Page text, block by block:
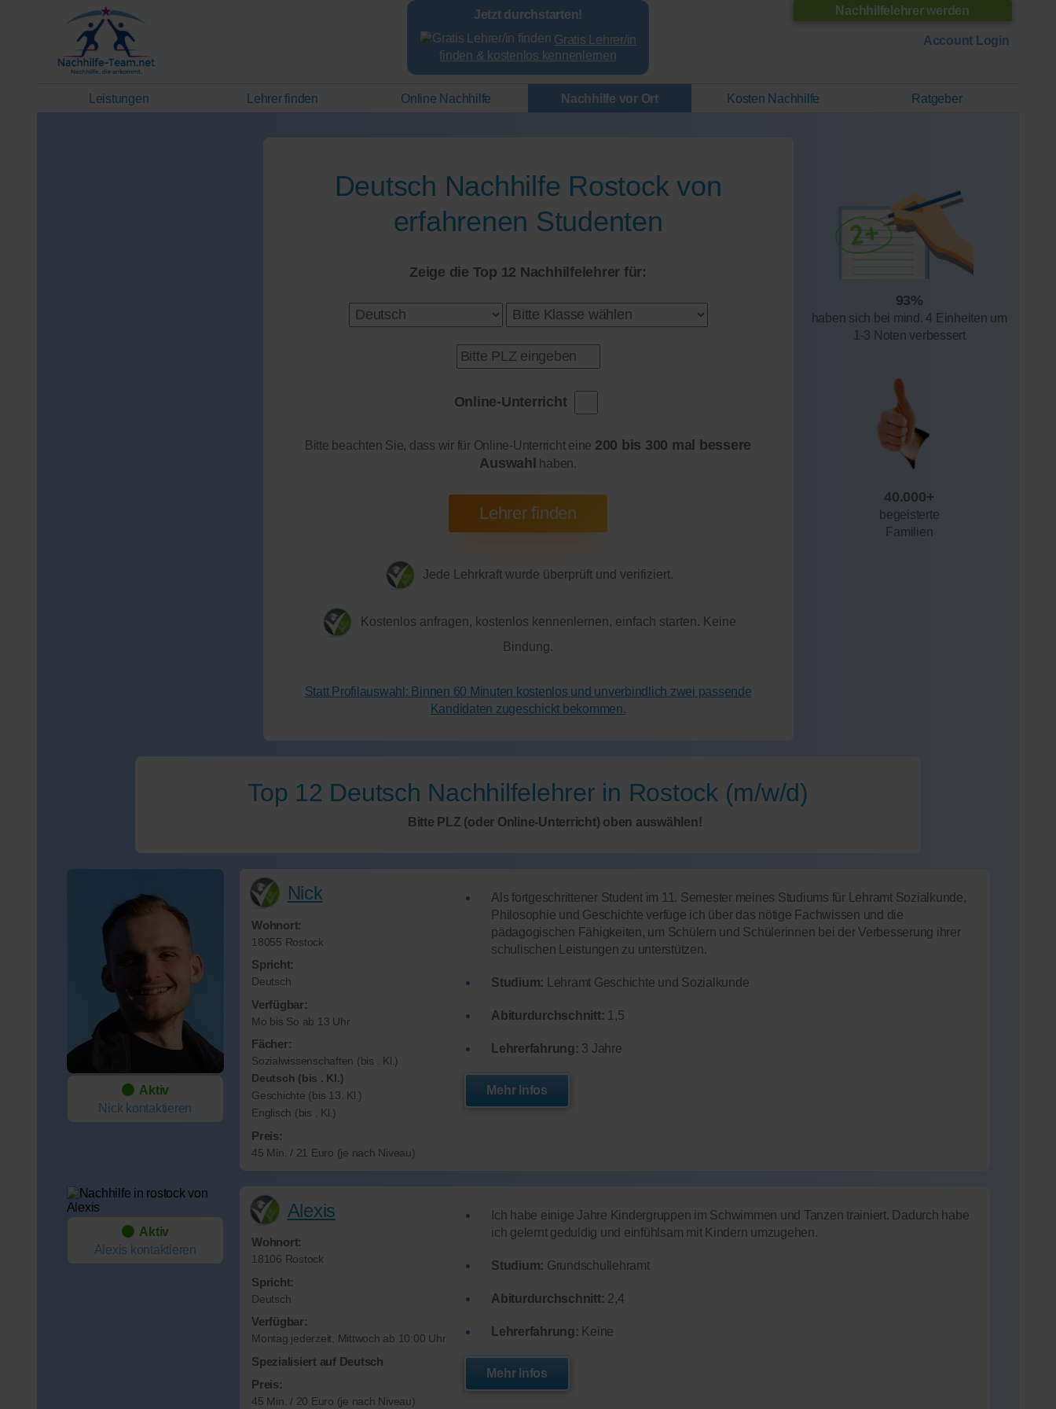
Nachhilfelehrer werden
Account Login
Jetzt durchstarten!
Gratis Lehrer/in
finden & kostenlos kennenlernen
Leistungen Lehrer finden Online Nachhilfe Nachhilfe vor Ort Kosten Nachhilfe Ratgeber
93%
haben sich bei mind. 4 Einheiten um
1-3 Noten verbessert
40.000+
begeisterte
Familien
Deutsch Nachhilfe Rostock von
erfahrenen Studenten
Zeige die Top 12 Nachhilfelehrer für:
Online-Unterricht
Bitte beachten Sie, dass wir für Online-Unterricht eine 200 bis 300 mal bessere
Auswahl
haben.
Jede Lehrkraft wurde überprüft und verifiziert.
Kostenlos anfragen, kostenlos kennenlernen, einfach starten. Keine
Bindung.
Statt Profilauswahl: Binnen 60 Minuten kostenlos und unverbindlich zwei passende
Kandidaten zugeschickt bekommen.
Top 12 Deutsch Nachhilfelehrer in Rostock (m/w/d)
Bitte PLZ (oder Online-Unterricht) oben auswählen!
Aktiv
Nick kontaktieren
Als fortgeschrittener Student im 11. Semester meines Studiums für Lehramt Sozialkunde,
Philosophie und Geschichte verfüge ich über das nötige Fachwissen und die
pädagogischen Fähigkeiten, um Schülern und Schülerinnen bei der Verbesserung ihrer
schulischen Leistungen zu unterstützen.
Studium: Lehramt Geschichte und Sozialkunde
Abiturdurchschnitt: 1,5
Lehrerfahrung: 3 Jahre
Mehr Infos
Nick
Wohnort:
18055 Rostock
Spricht:
Deutsch
Verfügbar:
Mo bis So ab 13 Uhr
Fächer:
Sozialwissenschaften (bis . Kl.)
Deutsch (bis . Kl.)
Geschichte (bis 13. Kl.)
Englisch (bis . Kl.)
Preis:
45 Min. / 21 Euro (je nach Niveau)
Aktiv
Alexis kontaktieren
Ich habe einige Jahre Kindergruppen im Schwimmen und Tanzen trainiert. Dadurch habe
ich gelernt geduldig und einfühlsam mit Kindern umzugehen.
Studium: Grundschullehramt
Abiturdurchschnitt: 2,4
Lehrerfahrung: Keine
Mehr Infos
Alexis
Wohnort:
18106 Rostock
Spricht:
Deutsch
Verfügbar:
Montag jederzeit, Mittwoch ab 10:00 Uhr
Spezialisiert auf Deutsch
Preis:
45 Min. / 20 Euro (je nach Niveau)